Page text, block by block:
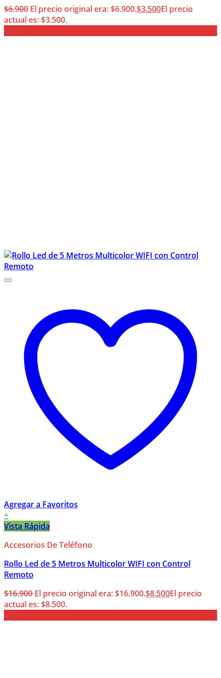
$6.900 El precio original era: $6.900.$3.500El precio
actual es: $3.500.
Agregar a Favoritos
+
Vista Rápida
Accesorios De Teléfono
Rollo Led de 5 Metros Multicolor WIFI con Control
Remoto
$16.900 El precio original era: $16.900.$8.500El precio
actual es: $8.500.